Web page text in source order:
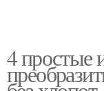
4 простые